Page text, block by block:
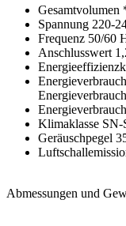
Gesamtvolumen
Spannung 220-
Frequenz 50/60
Anschlusswert
Klimaklasse SN-
Geräuschpegel
Abmessungen und